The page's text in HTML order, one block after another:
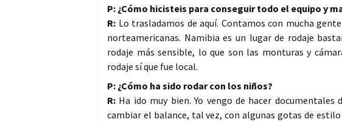
P: ¿Cómo hicisteis para conseguir todo el equipo y
R: Lo trasladamos de aquí. Contamos con mucha
norteamericanas. Namibia es un lugar de rodaje
rodaje más sensible, lo que son las monturas y
rodaje sí que fue local.
P: ¿Cómo ha sido rodar con los niños?
R: Ha ido muy bien. Yo vengo de hacer
cambiar el balance, tal vez, con algunas gotas de